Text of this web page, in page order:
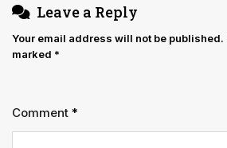
Leave a Reply
Your email address will not be published.
marked *
Comment *